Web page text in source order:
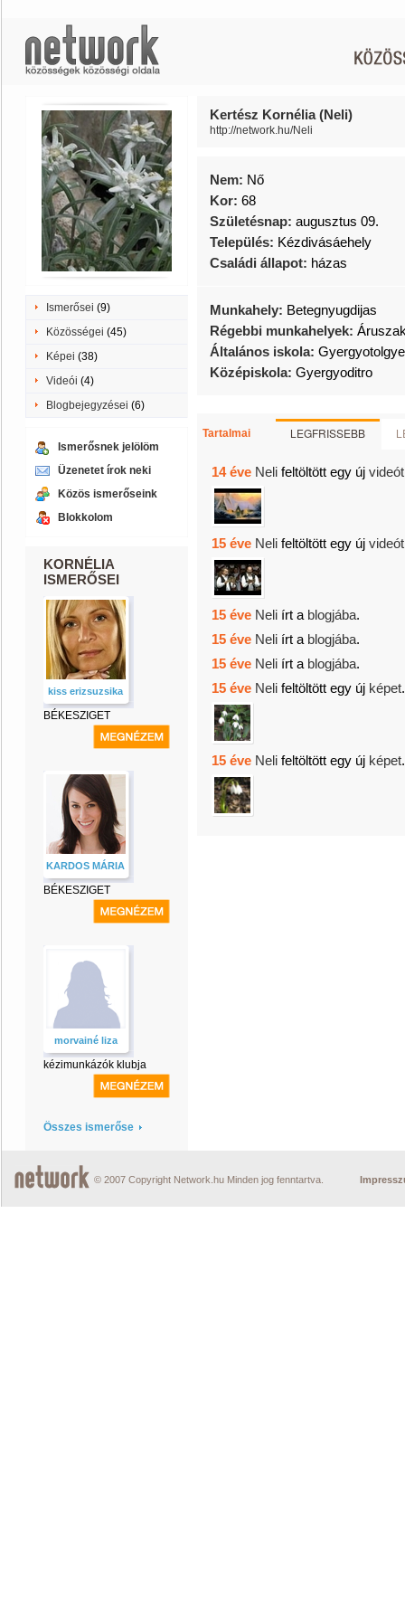
Ismerősei (9)
Közösségei (45)
Képei (38)
Videói (4)
Blogbejegyzései (6)
Ismerősnek jelölöm
Üzenetet írok neki
Közös ismerőseink
Blokkolom
KORNÉLIA
ISMERŐSEI
kiss erizsuzsika
BÉKESZIGET
KARDOS MÁRIA
BÉKESZIGET
morvainé liza
kézimunkázók klubja
Összes ismerőse
Kertész Kornélia (Neli)
http://network.hu/Neli
Nem: Nő
Kor: 68
Születésnap: augusztus 09.
Település: Kézdivásáehely
Családi állapot: házas
Munkahely: Betegnyugdijas
Régebbi munkahelyek:
Általános iskola:
Középiskola: Gyergyoditro
Tartalmai LEGFRISSEBB
14 éve Neli feltöltött egy új videót
15 éve Neli feltöltött egy új videót
15 éve Neli írt a blogjába.
15 éve Neli írt a blogjába.
15 éve Neli írt a blogjába.
15 éve Neli feltöltött egy új képet.
15 éve Neli feltöltött egy új képet.
© 2007 Copyright Network.hu Minden jog fenntartva.